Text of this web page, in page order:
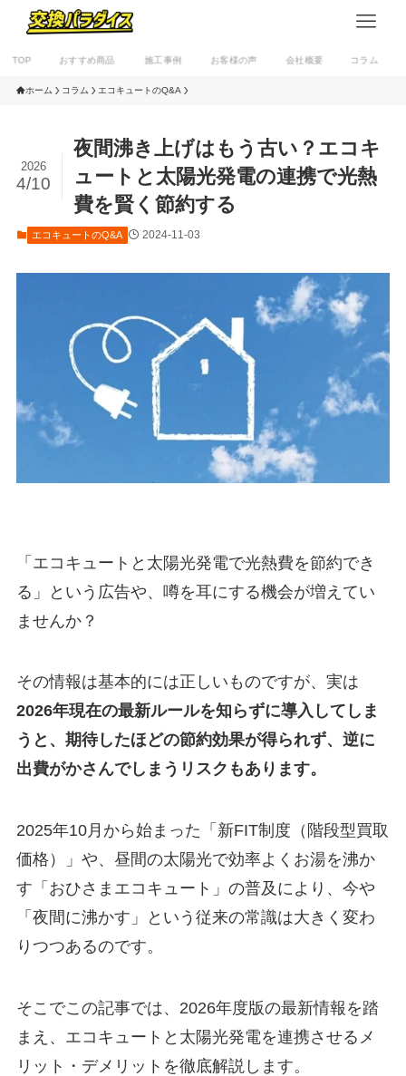
TOP おすすめ商品 施工事例 お客様の声 会社概要 コラム
ホーム コラム エコキュートのQ&A
夜間沸き上げはもう古い？エコキ
ュートと太陽光発電の連携で光熱
費を賢く節約する
2026
4/10
エコキュートのQ&A 2024-11-03
「エコキュートと太陽光発電で光熱費を節約でき
る」という広告や、噂を耳にする機会が増えてい
ませんか？
その情報は基本的には正しいものですが、実は
2026年現在の最新ルールを知らずに導入してしま
うと、期待したほどの節約効果が得られず、逆に
出費がかさんでしまうリスクもあります。
2025年10月から始まった「新FIT制度（階段型買取
価格）」や、昼間の太陽光で効率よくお湯を沸か
す「おひさまエコキュート」の普及により、今や
「夜間に沸かす」という従来の常識は大きく変わ
りつつあるのです。
そこでこの記事では、2026年度版の最新情報を踏
まえ、エコキュートと太陽光発電を連携させるメ
リット・デメリットを徹底解説します。